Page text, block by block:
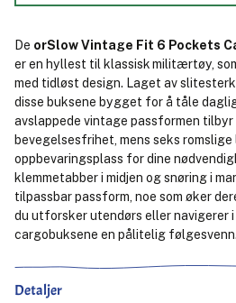
De orSlow Vintage Fit 6 Pockets
er en hyllest til klassisk militærtøy,
med tidløst design. Laget av
disse buksene bygget for å tåle
avslappede vintage passformen
bevegelsesfrihet, mens seks romslige
oppbevaringsplass for dine
klemmetabber i midjen og snøring i
tilpassbar passform, noe som øker
du utforsker utendørs eller navigerer i
cargobuksene en pålitelig følgesvenn.
Detaljer